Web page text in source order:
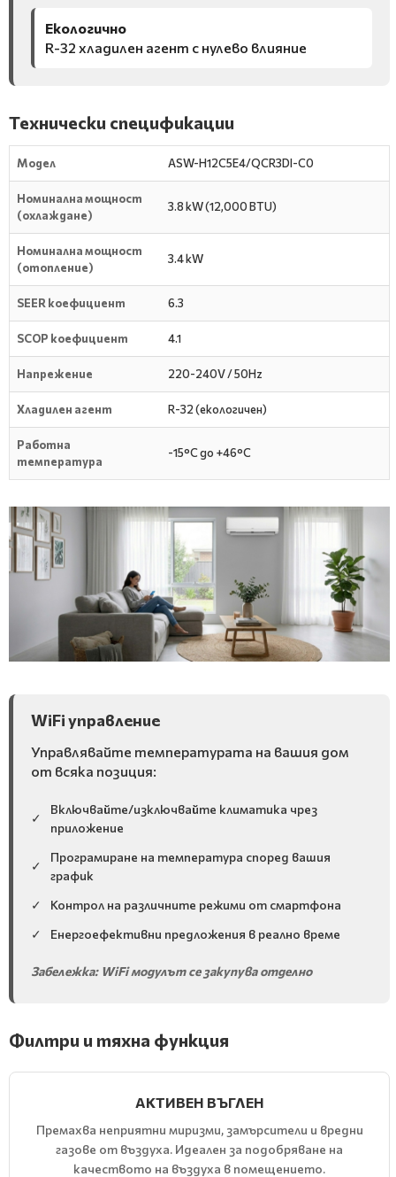
Екологично
R-32 хладилен агент с нулево влияние
Технически спецификации
Модел ASW-H12C5E4/QCR3DI-C0
Номинална мощност
(охлаждане)
3.8 kW (12,000 BTU)
Номинална мощност
(отопление)
3.4 kW
SEER коефициент 6.3
SCOP коефициент 4.1
Напрежение 220-240V / 50Hz
Хладилен агент R-32 (екологичен)
Работна
температура
-15°C до +46°C
WiFi управление
Управлявайте температурата на вашия дом
от всяка позиция:
✓
Включвайте/изключвайте климатика чрез
приложение
✓
Програмиране на температура според вашия
график
✓
Контрол на различните режими от смартфона
✓
Енергоефективни предложения в реално време
Забележка: WiFi модулът се закупува отделно
Филтри и тяхна функция
АКТИВЕН ВЪГЛЕН
Премахва неприятни миризми, замърсители и вредни
газове от въздуха. Идеален за подобряване на
качеството на въздуха в помещението.